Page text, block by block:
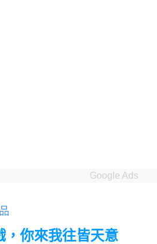
Google Ads
，你來我往皆天意